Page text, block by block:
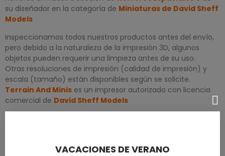
su diseñador en la categoría de Miniaturas de David Sheff
Models
Inspeccionamos todos nuestros productos antes del envío,
pero debido a la naturaleza de la impresión 3D, algunos
objetos pueden requerir una limpieza antes de su uso.
Otras resoluciones de impresión (calidad de impresión) y
escala (tamaño) están disponibles según se solicite.
Terrain And Minis es un impresor autorizado con licencia
comercial de David Sheff Models
VACACIONES DE VERANO